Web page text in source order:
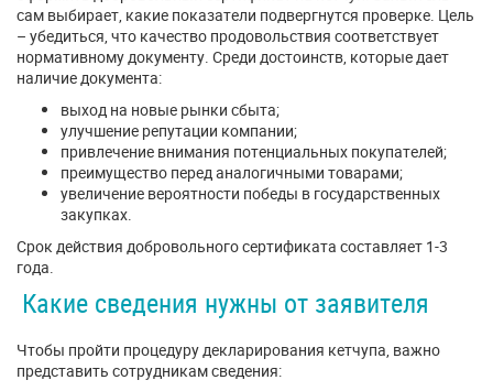
сам выбирает, какие показатели подвергнутся проверке. Цель
– убедиться, что качество продовольствия соответствует
нормативному документу. Среди достоинств, которые дает
наличие документа:
выход на новые рынки сбыта;
улучшение репутации компании;
привлечение внимания потенциальных покупателей;
преимущество перед аналогичными товарами;
увеличение вероятности победы в государственных
закупках.
Срок действия добровольного сертификата составляет 1-3
года.
Какие сведения нужны от заявителя
Чтобы пройти процедуру декларирования кетчупа, важно
представить сотрудникам сведения: